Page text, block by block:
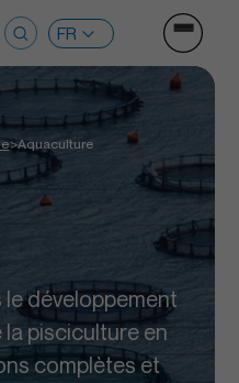
Ouvrir
>Aquaculture
développement
la pisciculture en
complètes et